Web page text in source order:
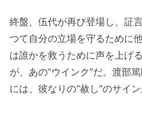
終盤、伍代が再び登場し、証
つて自分の立場を守るために
は誰かを救うために声を上げ
が、あの“ウインク”だ。渡部
には、彼なりの“赦し”のサイ